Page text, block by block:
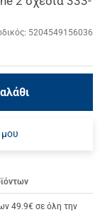
5204549156036
49.9€ σε όλη την